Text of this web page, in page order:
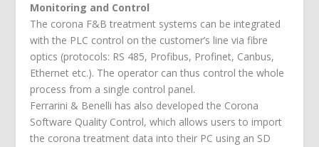
Monitoring and Control
The corona F&B treatment systems can be integrated
with the PLC control on the customer’s line via fibre
optics (protocols: RS 485, Profibus, Profinet, Canbus,
Ethernet etc.). The operator can thus control the whole
process from a single control panel.
Ferrarini & Benelli has also developed the Corona
Software Quality Control, which allows users to import
the corona treatment data into their PC using an SD